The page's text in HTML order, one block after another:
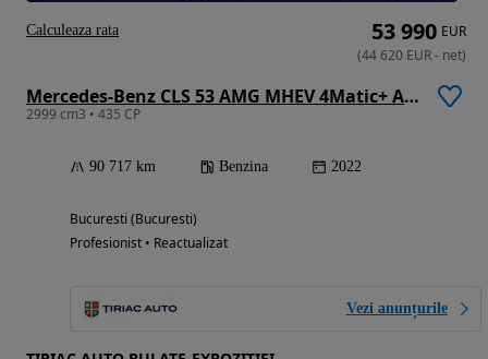
Mercedes-Benz CLS 53 AMG MHEV 4Matic+ Aut.
2999 cm3 • 435 CP
90 717 km Benzina 2022
Bucuresti (Bucuresti)
Profesionist • Reactualizat
Vezi anunțurile
53 990 EUR
(44 620 EUR- net)
Calculeaza rata